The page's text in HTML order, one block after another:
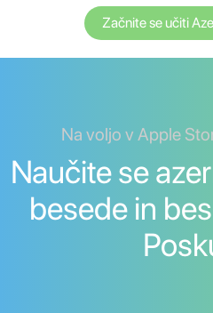
Začnite se učiti
Na voljo v Apple
Naučite se
besede in